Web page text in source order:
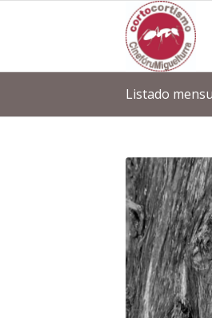
Listado